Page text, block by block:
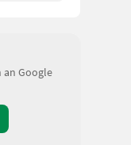
an Google